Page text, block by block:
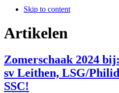
Skip to content
Artikelen
Zomerschaak 2024
sv Leithen, LSG/
SSC!